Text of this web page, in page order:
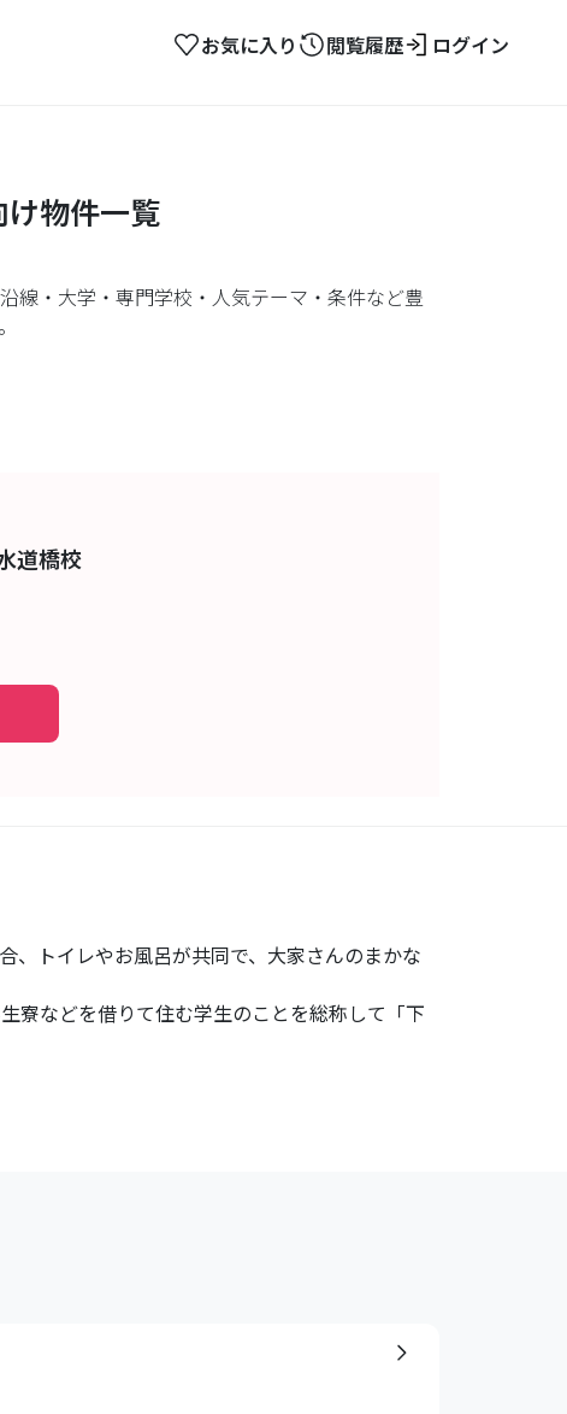
お気に入り 閲覧履歴 ログイン
物件一覧
線・大学・専門学校・人気テーマ・条件など豊
道橋校
、トイレやお風呂が共同で、大家さんのまかな
寮などを借りて住む学生のことを総称して「下